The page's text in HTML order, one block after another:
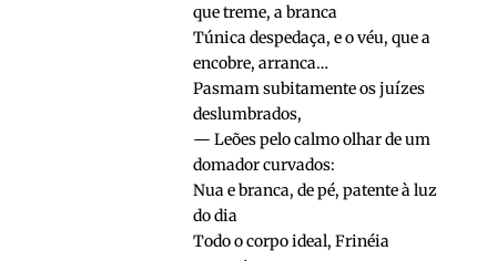
que treme, a branca
Túnica despedaça, e o véu, que a
encobre, arranca…
Pasmam subitamente os juízes
deslumbrados,
— Leões pelo calmo olhar de um
domador curvados:
Nua e branca, de pé, patente à luz
do dia
Todo o corpo ideal, Frinéia